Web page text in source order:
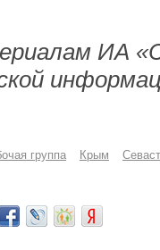
ИА
группа Крым